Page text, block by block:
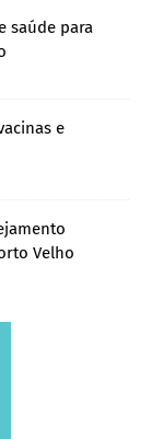
saúde para
e
Velho